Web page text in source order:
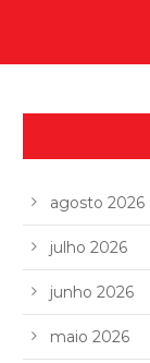
agosto 2026
julho 2026
junho 2026
maio 2026